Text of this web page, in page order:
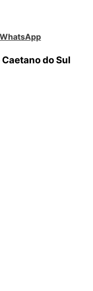
do Sul